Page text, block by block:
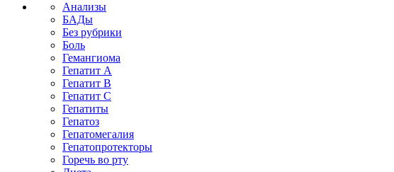
Анализы
БАДы
Без рубрики
Боль
Гемангиома
Гепатит A
Гепатит B
Гепатит C
Гепатиты
Гепатоз
Гепатомегалия
Гепатопротекторы
Горечь во рту